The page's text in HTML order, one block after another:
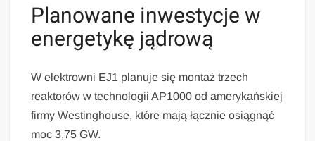
Planowane inwestycje w
energetykę jądrową
W elektrowni EJ1 planuje się montaż trzech
reaktorów w technologii AP1000 od amerykańskiej
firmy Westinghouse, które mają łącznie osiągnąć
moc 3,75 GW.